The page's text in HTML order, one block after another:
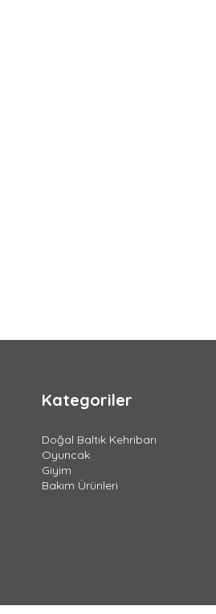
Kategoriler
Doğal Baltık Kehribarı
Oyuncak
Giyim
Bakım Ürünleri